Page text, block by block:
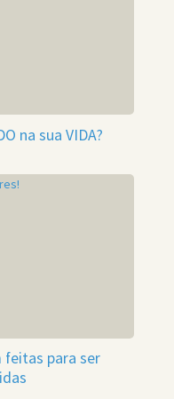
na sua VIDA?
feitas para ser